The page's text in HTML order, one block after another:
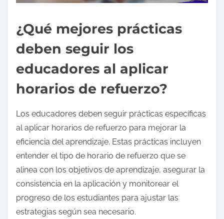
¿Qué mejores prácticas
deben seguir los
educadores al aplicar
horarios de refuerzo?
Los educadores deben seguir prácticas específicas
al aplicar horarios de refuerzo para mejorar la
eficiencia del aprendizaje. Estas prácticas incluyen
entender el tipo de horario de refuerzo que se
alinea con los objetivos de aprendizaje, asegurar la
consistencia en la aplicación y monitorear el
progreso de los estudiantes para ajustar las
estrategias según sea necesario.